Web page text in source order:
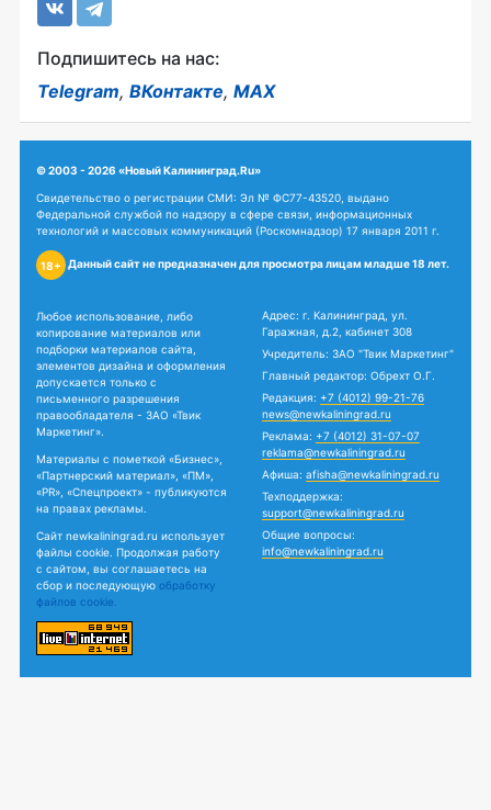
Подпишитесь на нас:
Telegram, ВКонтакте, MAX
© 2003 - 2026 «Новый Калининград.Ru»
Свидетельство о регистрации СМИ: Эл № ФС77-43520, выдано
Федеральной службой по надзору в сфере связи, информационных
технологий и массовых коммуникаций (Роскомнадзор) 17 января 2011 г.
18+ Данный сайт не предназначен для просмотра лицам младше 18 лет.
Любое использование, либо
копирование материалов или
подборки материалов сайта,
элементов дизайна и оформления
допускается только с
письменного разрешения
правообладателя - ЗАО «Твик
Маркетинг».
Материалы с пометкой «Бизнес»,
«Партнерский материал», «ПМ»,
«PR», «Спецпроект» - публикуются
на правах рекламы.
Сайт newkaliningrad.ru использует
файлы cookie. Продолжая работу
с сайтом, вы соглашаетесь на
сбор и последующую обработку
файлов cookie.
Адрес: г. Калининград, ул.
Гаражная, д.2, кабинет 308
Учредитель: ЗАО "Твик Маркетинг"
Главный редактор: Обрехт О.Г.
Редакция: +7 (4012) 99-21-76
news@newkaliningrad.ru
Реклама: +7 (4012) 31-07-07
reklama@newkaliningrad.ru
Афиша: afisha@newkaliningrad.ru
Техподдержка:
support@newkaliningrad.ru
Общие вопросы:
info@newkaliningrad.ru